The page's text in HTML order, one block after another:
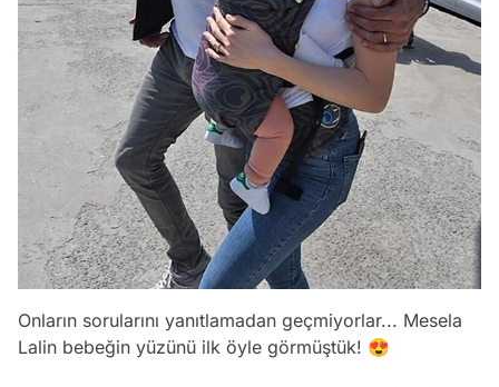
Onların sorularını yanıtlamadan geçmiyorlar... Mesela
Lalin bebeğin yüzünü ilk öyle görmüştük! 😍